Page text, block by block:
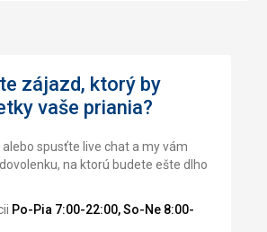
zájazd, ktorý by
vaše priania?
spusťte live chat a my vám
na ktorú budete ešte dlho
Po-Pia 7:00-22:00, So-Ne 8:00-